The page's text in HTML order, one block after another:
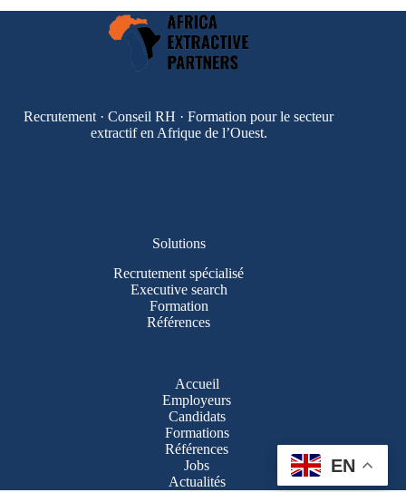
Recrutement · Conseil RH · Formation pour le secteur
extractif en Afrique de l’Ouest.
Solutions
Recrutement spécialisé
Executive search
Formation
Références
Accueil
Employeurs
Candidats
Formations
Références
Jobs
Actualités
EN